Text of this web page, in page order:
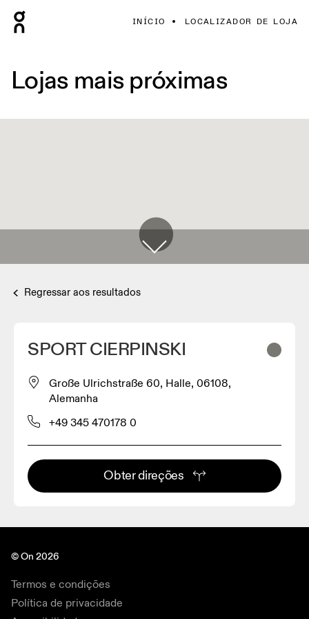
INÍCIO LOCALIZADOR DE LOJA
Lojas mais próximas
Regressar aos resultados
SPORT CIERPINSKI
Große Ulrichstraße 60, Halle, 06108,
Alemanha
+49 345 470178 0
Obter direções
© On 2026
Termos e condições
Política de privacidade